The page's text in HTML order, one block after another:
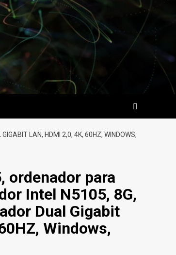
LAN, HDMI 2,0, 4K, 60HZ, WINDOWS,
ordenador para
Intel N5105, 8G,
Dual Gigabit
Windows,